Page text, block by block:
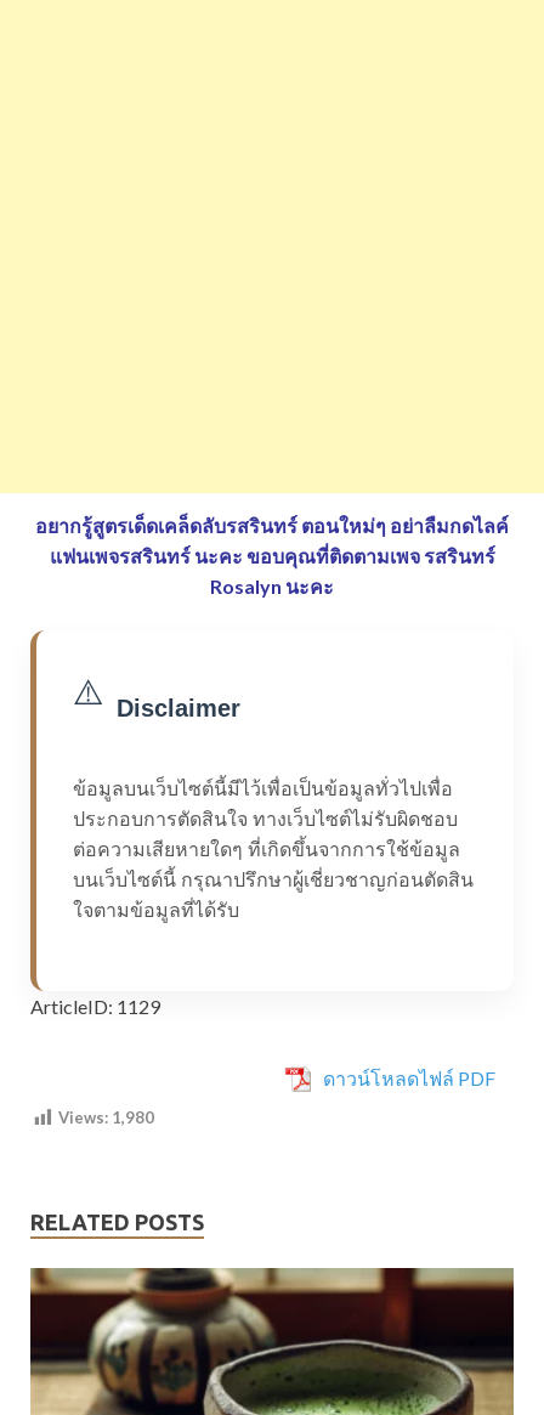
อยากรู้สูตรเด็ดเคล็ดลับรสรินทร์ ตอนใหม่ๆ อย่าลืมกดไลค์
แฟนเพจรสรินทร์ นะคะ ขอบคุณที่ติดตามเพจ รสรินทร์
Rosalyn นะคะ
⚠️ Disclaimer
ข้อมูลบนเว็บไซต์นี้มีไว้เพื่อเป็นข้อมูลทั่วไปเพื่อ
ประกอบการตัดสินใจ ทางเว็บไซต์ไม่รับผิดชอบ
ต่อความเสียหายใดๆ ที่เกิดขึ้นจากการใช้ข้อมูล
บนเว็บไซต์นี้ กรุณาปรึกษาผู้เชี่ยวชาญก่อนตัดสิน
ใจตามข้อมูลที่ได้รับ
ArticleID: 1129
ดาวน์โหลดไฟล์ PDF
Views: 1,980
RELATED POSTS